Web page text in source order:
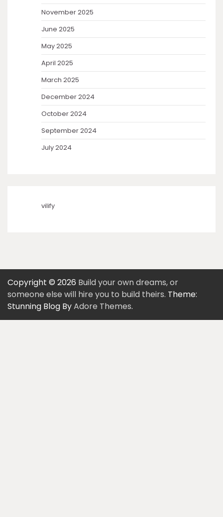
November 2025
June 2025
May 2025
April 2025
March 2025
December 2024
October 2024
September 2024
July 2024
vilify
Copyright © 2026 Build your own dreams, or
someone else will hire you to build theirs. Theme:
Stunning Blog ByAdore Themes.